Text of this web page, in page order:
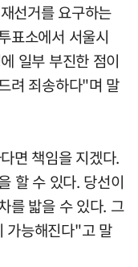
선거를 요구하는
표소에서 서울시
일부 부진한 점이
려 죄송하다"며 말
면 책임을 지겠다.
할 수 있다. 당선이
를 밟을 수 있다. 그
가능해진다"고 말